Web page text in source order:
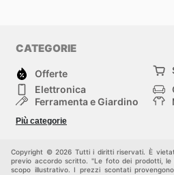
CATEGORIE
Offerte
Elettronica
Ferramenta e Giardino
Bambini e Neonati
Più categorie
Copyright © 2026 Tutti i diritti riservati. È
previo accordo scritto. "Le foto dei prodotti, le
scopo illustrativo. I prezzi scontati